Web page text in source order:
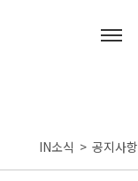
IN소식 > 공지사항